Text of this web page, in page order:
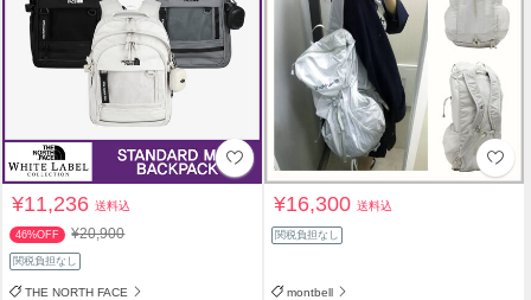
¥11,236送料込
46%OFF ¥20,900
関税負担なし
THE NORTH FACE
¥16,300送料込
関税負担なし
montbell